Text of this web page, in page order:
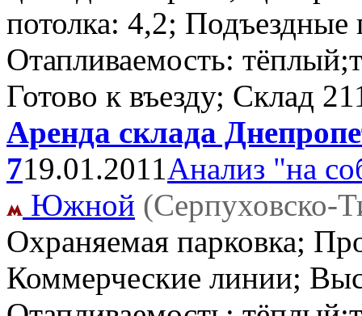
потолка: 4,2; Подъездные
Отапливаемость:
Готово к въезду; Склад
Аренда склада
719.01.2011Анализ "на
Южной (Серпуховско-
Охраняемая парковка;
Коммерческие линии;